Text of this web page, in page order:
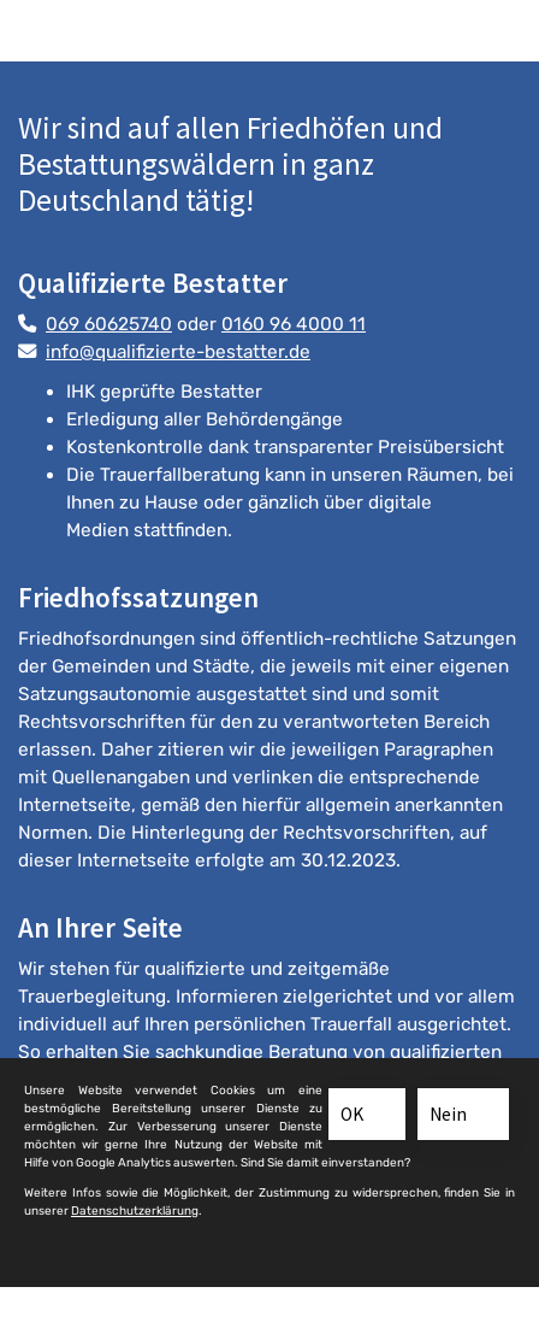
Wir sind auf allen Friedhöfen und
Bestattungswäldern in ganz
Deutschland tätig!
Qualifizierte Bestatter
069 60625740 oder 0160 96 4000 11
info@qualifizierte-bestatter.de
IHK geprüfte Bestatter
Erledigung aller Behördengänge
Kostenkontrolle dank transparenter Preisübersicht
Die Trauerfallberatung kann in unseren Räumen, bei
Ihnen zu Hause oder gänzlich über digitale
Medien stattfinden.
Friedhofssatzungen
Friedhofsordnungen sind öffentlich-rechtliche Satzungen
der Gemeinden und Städte, die jeweils mit einer eigenen
Satzungsautonomie ausgestattet sind und somit
Rechtsvorschriften für den zu verantworteten Bereich
erlassen. Daher zitieren wir die jeweiligen Paragraphen
mit Quellenangaben und verlinken die entsprechende
Internetseite, gemäß den hierfür allgemein anerkannten
Normen. Die Hinterlegung der Rechtsvorschriften, auf
dieser Internetseite erfolgte am 30.12.2023.
An Ihrer Seite
Wir stehen für qualifizierte und zeitgemäße
Trauerbegleitung. Informieren zielgerichtet und vor allem
individuell auf Ihren persönlichen Trauerfall ausgerichtet.
So erhalten Sie sachkundige Beratung von qualifizierten
Nein
OK
Unsere Website verwendet Cookies um eine
bestmögliche Bereitstellung unserer Dienste zu
ermöglichen. Zur Verbesserung unserer Dienste
möchten wir gerne Ihre Nutzung der Website mit
Hilfe von Google Analytics auswerten. Sind Sie damit einverstanden?
Weitere Infos sowie die Möglichkeit, der Zustimmung zu widersprechen, finden Sie in
unsererDatenschutzerklärung.